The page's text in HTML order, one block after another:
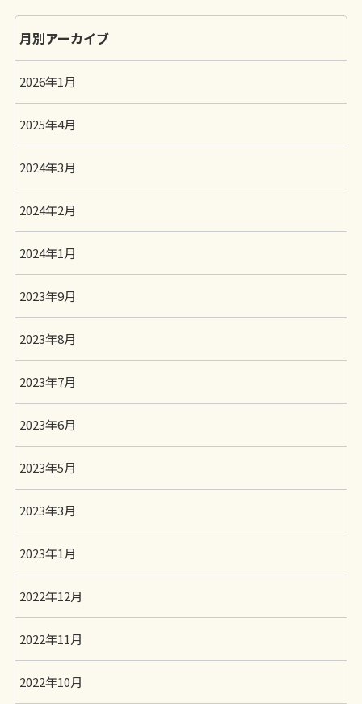
月別アーカイブ
2026年1月
2025年4月
2024年3月
2024年2月
2024年1月
2023年9月
2023年8月
2023年7月
2023年6月
2023年5月
2023年3月
2023年1月
2022年12月
2022年11月
2022年10月